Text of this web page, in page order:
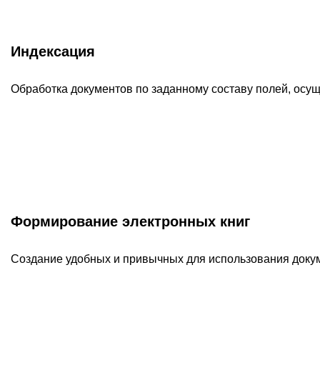
Индексация
Обработка документов по заданному составу полей,
Формирование электронных книг
Создание удобных и привычных для использования